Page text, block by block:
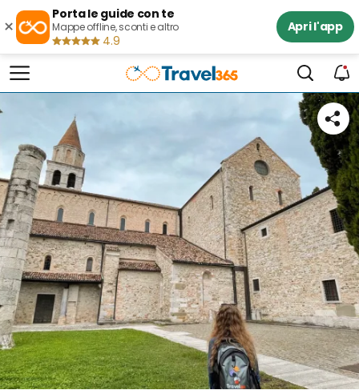
×
Porta le guide con te
Mappe offline, sconti e altro
4.9
Apri l'app